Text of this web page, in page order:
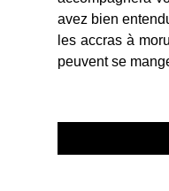
avez bien
les accras à
peuvent se